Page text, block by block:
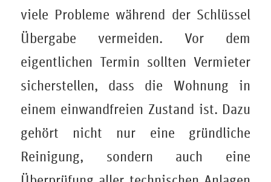
viele Probleme während der Schlüssel
Übergabe vermeiden. Vor dem
eigentlichen Termin sollten Vermieter
sicherstellen, dass die Wohnung in
einem einwandfreien Zustand ist. Dazu
gehört nicht nur eine gründliche
Reinigung, sondern auch eine